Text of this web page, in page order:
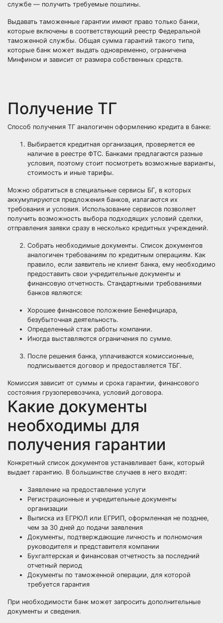
службе — получить требуемые пошлины.
Выдавать таможенные гарантии имеют право только банки,
которые включены в соответствующий реестр Федеральной
таможенной службы. Общая сумма гарантий такого типа,
которые банк может выдать одновременно, ограничена
Минфином и зависит от размера собственных средств.
Получение ТГ
Способ получения ТГ аналогичен оформлению кредита в банке:
Выбирается кредитная организация, проверяется ее
наличие в реестре ФТС. Банками предлагаются разные
условия, поэтому стоит посмотреть возможные варианты,
стоимость и иные тарифы.
Можно обратиться в специальные сервисы БГ, в которых
аккумулируются предложения банков, излагаются их
требования и условия. Использование сервисов позволяет
получить возможность выбора подходящих условий сделки,
отправления заявки сразу в несколько кредитных учреждений.
Собрать необходимые документы. Список документов
аналогичен требованиям по кредитным операциям. Как
правило, если заявитель не клиент банка, ему необходимо
предоставить свои учредительные документы и
финансовую отчетность. Стандартными требованиями
банков являются:
Хорошее финансовое положение Бенефициара,
безубыточная деятельность.
Определенный стаж работы компании.
Иногда выставляются ограничения по сумме.
После решения банка, уплачиваются комиссионные,
подписывается договор и предоставляется ТБГ.
Комиссия зависит от суммы и срока гарантии, финансового
состояния грузоперевозчика, условий договора.
Какие документы
необходимы для
получения гарантии
Конкретный список документов устанавливает банк, который
выдает гарантию. В большинстве случаев в него входят:
Заявление на предоставление услуги
Регистрационные и учредительные документы
организации
Выписка из ЕГРЮЛ или ЕГРИП, оформленная не позднее,
чем за 30 дней до подачи заявления
Документы, подтверждающие личность и полномочия
руководителя и представителя компании
Бухгалтерская и финансовая отчетность за последний
отчетный период
Документы по таможенной операции, для которой
требуется гарантия
При необходимости банк может запросить дополнительные
документы и сведения.